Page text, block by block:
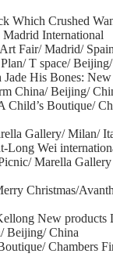
Which Crushed
International
Fair/ Madrid/ Spain
T space/
Jade His Bones:
China/ Beijing/
Child’s Boutique/
Gallery/ Milan/
Long Wei
Marella
Christmas/
New products
Beijing/ China
Chambers